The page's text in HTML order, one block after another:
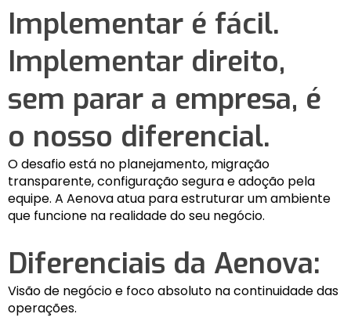
Implementar é fácil.
Implementar direito,
sem parar a empresa, é
o nosso diferencial.
O desafio está no planejamento, migração
transparente, configuração segura e adoção pela
equipe. A Aenova atua para estruturar um ambiente
que funcione na realidade do seu negócio.
Diferenciais da Aenova:
Visão de negócio e foco absoluto na continuidade das
operações.